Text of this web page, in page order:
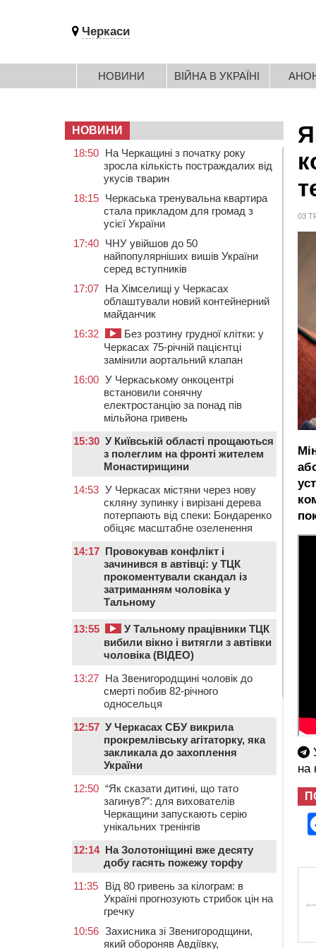
Черкаси
НОВИНИ ВІЙНА В УКРАЇНІ
03
на
НОВИНИ
18:50 На Черкащині з початку року
зросла кількість постраждалих від
укусів тварин
18:15 Черкаська тренувальна квартира
стала прикладом для громад з
усієї України
17:40 ЧНУ увійшов до 50
найпопулярніших вишів України
серед вступників
17:07 На Хімселищі у Черкасах
облаштували новий контейнерний
майданчик
16:32
Без розтину грудної клітки: у
Черкасах 75-річній пацієнтці
замінили аортальний клапан
16:00 У Черкаському онкоцентрі
встановили сонячну
електростанцію за понад пів
мільйона гривень
15:30 У Київській області прощаються
з полеглим на фронті жителем
Монастирищини
14:53 У Черкасах містяни через нову
скляну зупинку і вирізані дерева
потерпають від спеки: Бондаренко
обіцяє масштабне озеленення
14:17 Провокував конфлікт і
зачинився в автівці: у ТЦК
прокоментували скандал із
затриманням чоловіка у
Тальному
13:55
У Тальному працівники ТЦК
вибили вікно і витягли з автівки
чоловіка (ВІДЕО)
13:27 На Звенигородщині чоловік до
смерті побив 82-річного
односельця
12:57 У Черкасах СБУ викрила
прокремлівську агітаторку, яка
закликала до захоплення
України
12:50 “Як сказати дитині, що тато
загинув?”: для вихователів
Черкащини запускають серію
унікальних тренінгів
12:14 На Золотоніщині вже десяту
добу гасять пожежу торфу
11:35
Від 80 гривень за кілограм: в
Україні прогнозують стрибок цін на
гречку
10:56 Захисника зі Звенигородщини,
який обороняв Авдіївку,